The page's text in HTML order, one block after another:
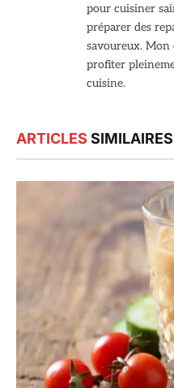
pour cuisiner
préparer des
savoureux. Mon
profiter
cuisine.
ARTICLES SIMILAIRES